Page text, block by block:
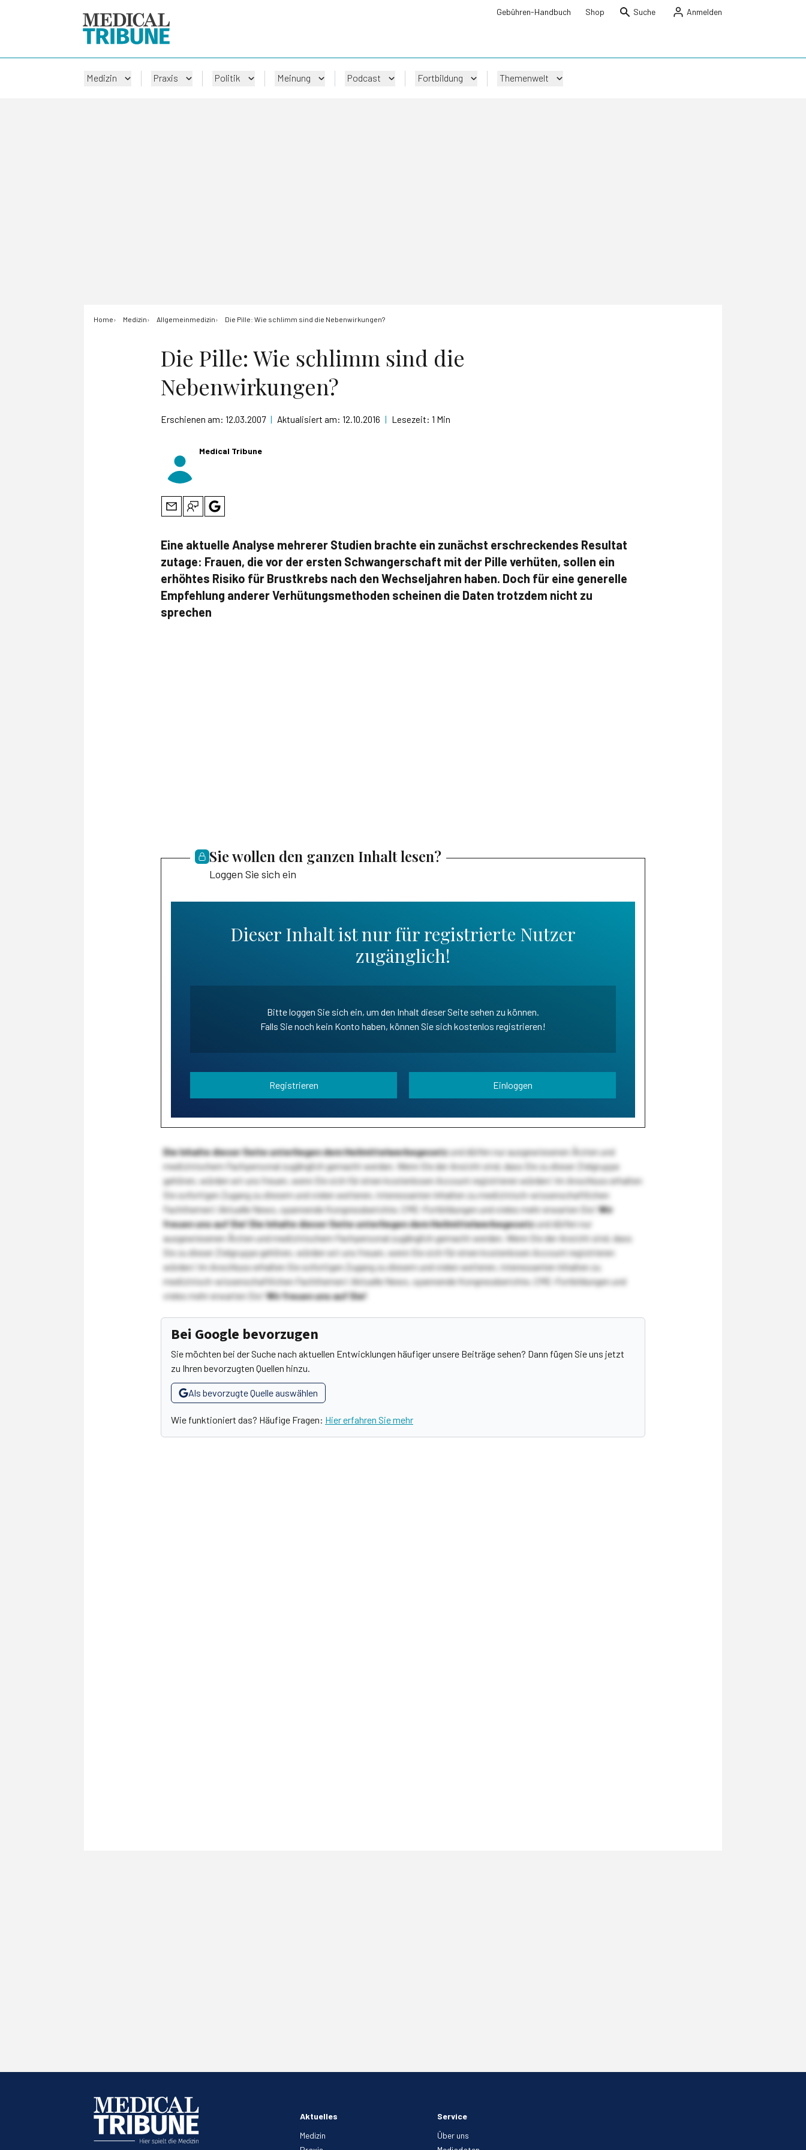
Gebühren-Handbuch Shop Suche Anmelden
Medizin Praxis Politik Meinung Podcast Fortbildung Themenwelt
Home Medizin Allgemeinmedizin Die Pille: Wie schlimm sind die Nebenwirkungen?
Die Pille: Wie schlimm sind die
Nebenwirkungen?
Erschienen am: 12.03.2007 | Aktualisiert am: 12.10.2016 | Lesezeit: 1 Min
Medical Tribune
Eine aktuelle Analyse mehrerer Studien brachte ein zunächst erschreckendes Resultat
zutage: Frauen, die vor der ersten Schwangerschaft mit der Pille verhüten, sollen ein
erhöhtes Risiko für Brustkrebs nach den Wechseljahren haben. Doch für eine generelle
Empfehlung anderer Verhütungsmethoden scheinen die Daten trotzdem nicht zu
sprechen
Sie wollen den ganzen Inhalt lesen?
Loggen Sie sich ein
Dieser Inhalt ist nur für registrierte Nutzer
zugänglich!
Bitte loggen Sie sich ein, um den Inhalt dieser Seite sehen zu können.
Falls Sie noch kein Konto haben, können Sie sich kostenlos registrieren!
Registrieren Einloggen
Die Inhalte dieser Seite unterliegen dem Heilmittelwerbegesetzund dürfen nur ausgewiesenen Ärzten und
medizinischem Fachpersonal zugänglich gemacht werden. Wenn Sie der Ansicht sind, dass Sie zu dieser Zielgruppe
gehören, würden wir uns freuen, wenn Sie sich für einen kostenlosen Account registrieren würden! Im Anschluss erhalten
Sie sofortigen Zugang zu diesem und vielen weiteren, interessanten Inhalten zu medizinisch-wissenschaftlichen
Fachthemen! Aktuelle News, spannende Kongressberichte, CME-Fortbildungen und vieles mehr erwarten Sie!Wir
freuen uns auf Sie!Die Inhalte dieser Seite unterliegen dem Heilmittelwerbegesetzund dürfen nur
ausgewiesenen Ärzten und medizinischem Fachpersonal zugänglich gemacht werden. Wenn Sie der Ansicht sind, dass
Sie zu dieser Zielgruppe gehören, würden wir uns freuen, wenn Sie sich für einen kostenlosen Account registrieren
würden! Im Anschluss erhalten Sie sofortigen Zugang zu diesem und vielen weiteren, interessanten Inhalten zu
medizinisch-wissenschaftlichen Fachthemen! Aktuelle News, spannende Kongressberichte, CME-Fortbildungen und
vieles mehr erwarten Sie!Wir freuen uns auf Sie!
Bei Google bevorzugen
Sie möchten bei der Suche nach aktuellen Entwicklungen häufiger unsere Beiträge sehen? Dann fügen Sie uns jetzt
zu Ihren bevorzugten Quellen hinzu.
Als bevorzugte Quelle auswählen
Wie funktioniert das? Häufige Fragen: Hier erfahren Sie mehr
Aktuelles
Medizin
Service
Über uns